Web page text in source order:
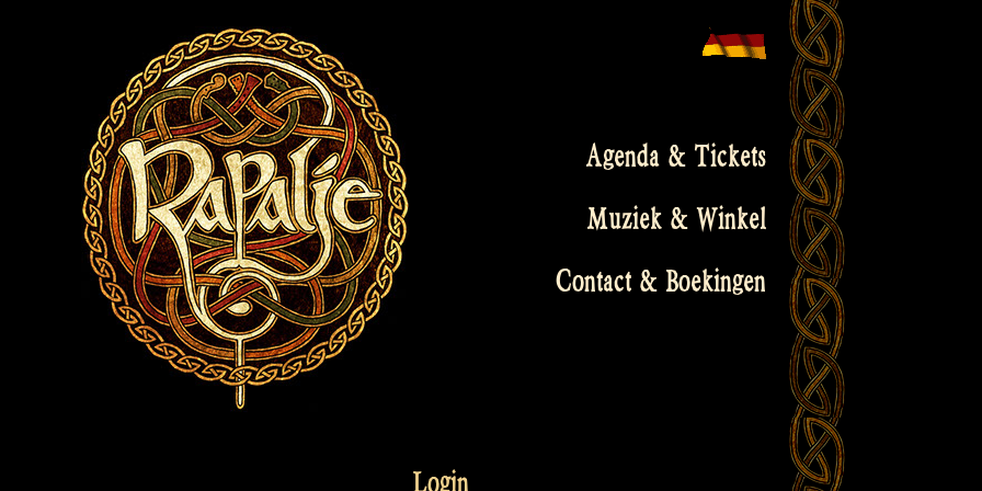
Agenda & Tickets
Muziek & Winkel
Contact & Boekingen
Login